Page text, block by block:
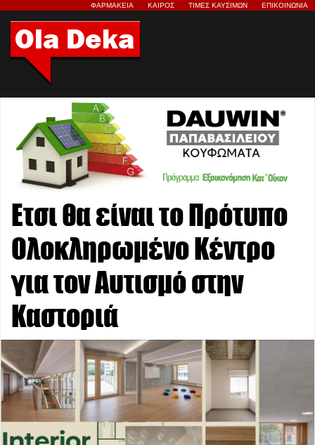
ΦΑΡΜΑΚΕΙΑ ΚΑΙΡΟΣ ΤΙΜΕΣ ΚΑΥΣΙΜΩΝ ΕΠΙΚΟΙΝΩΝΙΑ
Ετσι θα είναι το Πρότυπο
Ολοκληρωμένο Κέντρο
για τον Αυτισμό στην
Καστοριά